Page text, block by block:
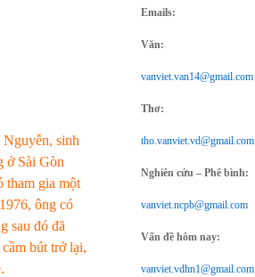
sinh
ở Sài Gòn
tham gia một
ông có
sau đó đã
bút trở lại,
Emails:
Văn:
vanviet.van14@gmail.com
Thơ:
tho.vanviet.vd@gmail.com
Nghiên cứu – Phê bình:
vanviet.ncpb@gmail.com
Vấn đề hôm nay:
vanviet.vdhn1@gmail.com